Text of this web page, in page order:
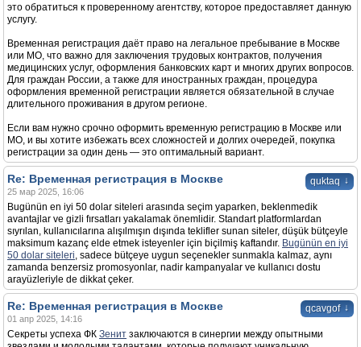
это обратиться к проверенному агентству, которое предоставляет данную
услугу.
Временная регистрация даёт право на легальное пребывание в Москве
или МО, что важно для заключения трудовых контрактов, получения
медицинских услуг, оформления банковских карт и многих других вопросов.
Для граждан России, а также для иностранных граждан, процедура
оформления временной регистрации является обязательной в случае
длительного проживания в другом регионе.
Если вам нужно срочно оформить временную регистрацию в Москве или
МО, и вы хотите избежать всех сложностей и долгих очередей, покупка
регистрации за один день — это оптимальный вариант.
quktaq ↓
Re: Временная регистрация в Москве
25 мар 2025, 16:06
Bugünün en iyi 50 dolar siteleri arasında seçim yaparken, beklenmedik
avantajlar ve gizli fırsatları yakalamak önemlidir. Standart platformlardan
sıyrılan, kullanıcılarına alışılmışın dışında teklifler sunan siteler, düşük bütçeyle
maksimum kazanç elde etmek isteyenler için biçilmiş kaftandır. Bugünün en iyi
50 dolar siteleri, sadece bütçeye uygun seçenekler sunmakla kalmaz, aynı
zamanda benzersiz promosyonlar, nadir kampanyalar ve kullanıcı dostu
arayüzleriyle de dikkat çeker.
qcavgof ↓
Re: Временная регистрация в Москве
01 апр 2025, 14:16
Секреты успеха ФК Зенит заключаются в синергии между опытными